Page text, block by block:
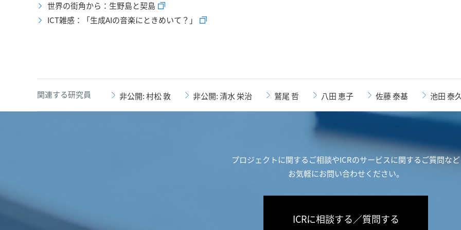
世界の街角から：生野島と契島
ICT雑感：「生成AIの音楽にときめいて？」
関連する研究員 非公開: 村松 敦 非公開: 清水 栄治 鷲尾 哲 八田 恵子 佐藤 泰基 池田 泰
プロジェクトに関するご相談やICRのサービスに関するご質問など
お気軽にお問い合わせください。
ICRに相談する／質問する